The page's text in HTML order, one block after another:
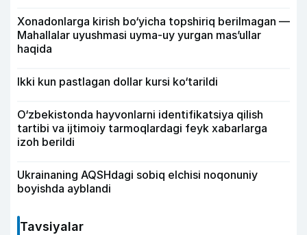
Xonadonlarga kirish bo‘yicha topshiriq berilmagan —
Mahallalar uyushmasi uyma-uy yurgan mas’ullar
haqida
Ikki kun pastlagan dollar kursi ko‘tarildi
O‘zbekistonda hayvonlarni identifikatsiya qilish
tartibi va ijtimoiy tarmoqlardagi feyk xabarlarga
izoh berildi
Ukrainaning AQSHdagi sobiq elchisi noqonuniy
boyishda ayblandi
Tavsiyalar